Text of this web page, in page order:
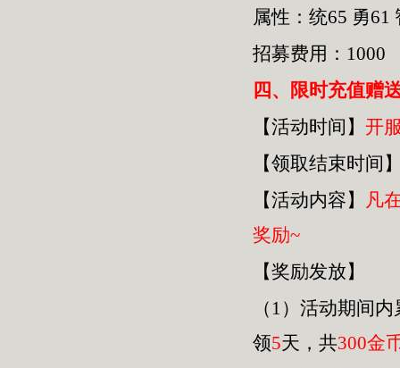
属性：统65 勇61
招募费用：1000
四 、限时充值赠
【活动时间】 开
【领取结束时间
【活动内容】
凡
奖励~
【奖励发放】
（1）活动期间
领5天，共300金